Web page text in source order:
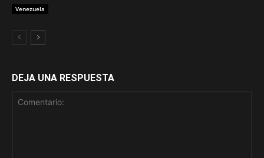
Venezuela
DEJA UNA RESPUESTA